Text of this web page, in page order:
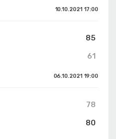
10.10.2021 17:00
85
61
06.10.2021 19:00
78
80